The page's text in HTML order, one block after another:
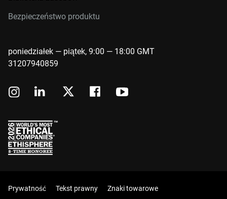
Bezpieczeństwo produktu
poniedziałek — piątek, 9:00 — 18:00 GMT
31207940859
Prywatność Tekst prawny Znaki towarowe